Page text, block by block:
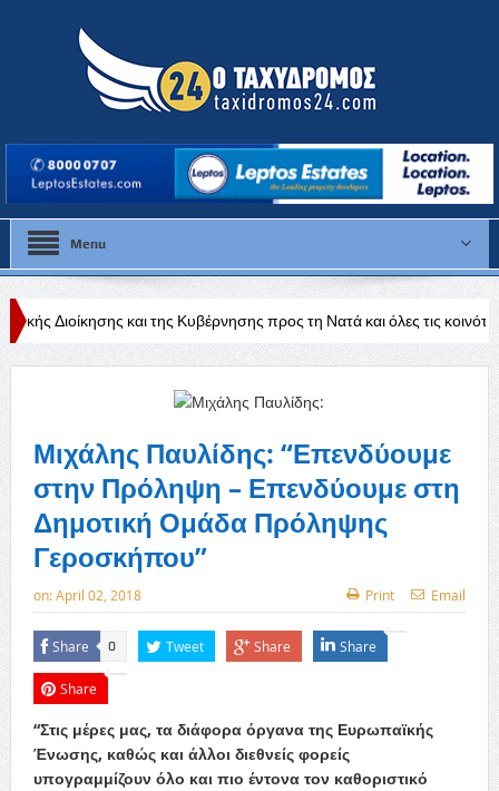
Menu
Κυβέρνησης προς τη Νατά και όλες τις κοινότητες της Πάφου»
Μιχάλης Παυλίδης: “Επενδύουμε
στην Πρόληψη – Επενδύουμε στη
Δημοτική Ομάδα Πρόληψης
Γεροσκήπου”
on:April 02, 2018 Print Email
Share 0 Tweet Share Share
Share
“Στις μέρες μας, τα διάφορα όργανα της Ευρωπαϊκής
Ένωσης, καθώς και άλλοι διεθνείς φορείς
υπογραμμίζουν όλο και πιο έντονα τον καθοριστικό